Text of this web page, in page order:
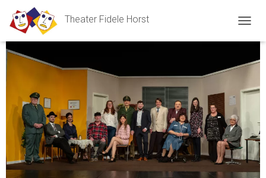
Theater Fidele Horst
A
I
T
U
M
S